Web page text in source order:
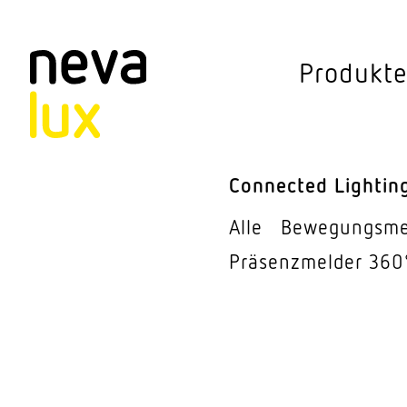
Produkte
Connected
Alle
Präsenz­melder